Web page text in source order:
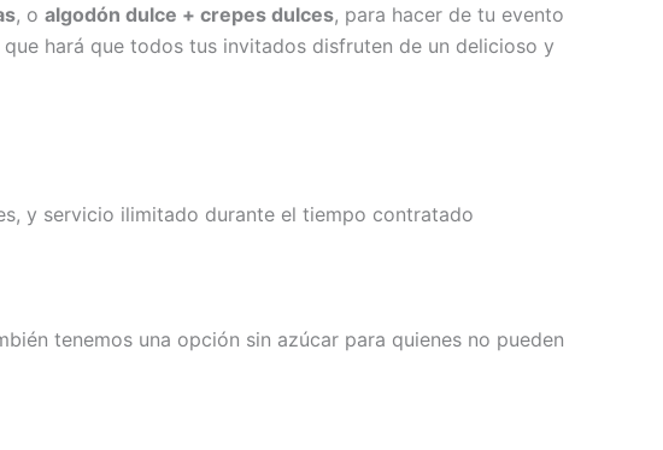
, o algodón dulce + crepes dulces, para hacer de tu evento
hará que todos tus invitados disfruten de un delicioso y
y servicio ilimitado durante el tiempo contratado
tenemos una opción sin azúcar para quienes no pueden